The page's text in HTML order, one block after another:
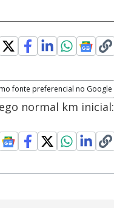
fonte preferencial no Google
windownormal km inicial: